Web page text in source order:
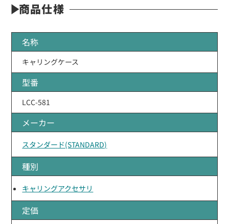
商品仕様
名称
キャリングケース
型番
LCC-581
メーカー
スタンダード(STANDARD)
種別
キャリングアクセサリ
定価